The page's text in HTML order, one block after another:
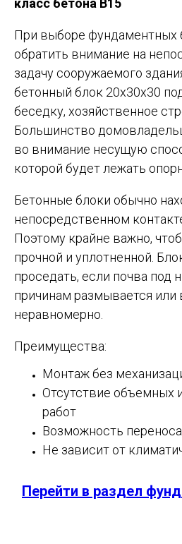
класс бетона В15
При выборе фундаментных
обратить внимание на
задачу сооружаемого
бетонный блок 20х30х30
беседку, хозяйственное
Большинство
во внимание несущую
которой будет лежать
Бетонные блоки обычно
непосредственном
Поэтому крайне важно,
прочной и уплотненной.
проседать, если почва под
причинам размывается или
неравномерно.
Преимущества:
Монтаж без
Отсутствие объемных
работ
Возможность
Не зависит от
Перейти в раздел